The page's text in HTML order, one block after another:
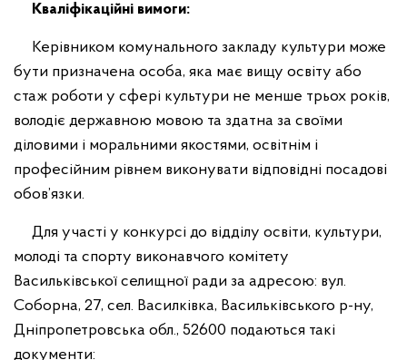
Кваліфікаційні вимоги:
Керівником комунального закладу культури може
бути призначена особа, яка має вищу освіту або
стаж роботи у сфері культури не менше трьох років,
володіє державною мовою та здатна за своїми
діловими і моральними якостями, освітнім і
професійним рівнем виконувати відповідні посадові
обов’язки.
Для участі у конкурсі до відділу освіти, культури,
молоді та спорту виконавчого комітету
Васильківської селищної ради за адресою: вул.
Соборна, 27, сел. Василківка, Васильківського р-ну,
Дніпропетровська обл., 52600 подаються такі
документи: